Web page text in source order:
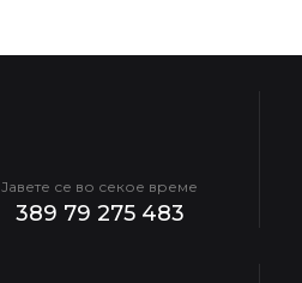
Јавете се во секое време
389 79 275 483